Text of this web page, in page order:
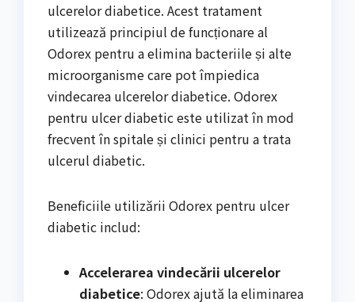
ulcerelor diabetice. Acest tratament
utilizează principiul de funcționare al
Odorex pentru a elimina bacteriile și alte
microorganisme care pot împiedica
vindecarea ulcerelor diabetice. Odorex
pentru ulcer diabetic este utilizat în mod
frecvent în spitale și clinici pentru a trata
ulcerul diabetic.
Beneficiile utilizării Odorex pentru ulcer
diabetic includ:
Accelerarea vindecării ulcerelor
diabetice: Odorex ajută la eliminarea